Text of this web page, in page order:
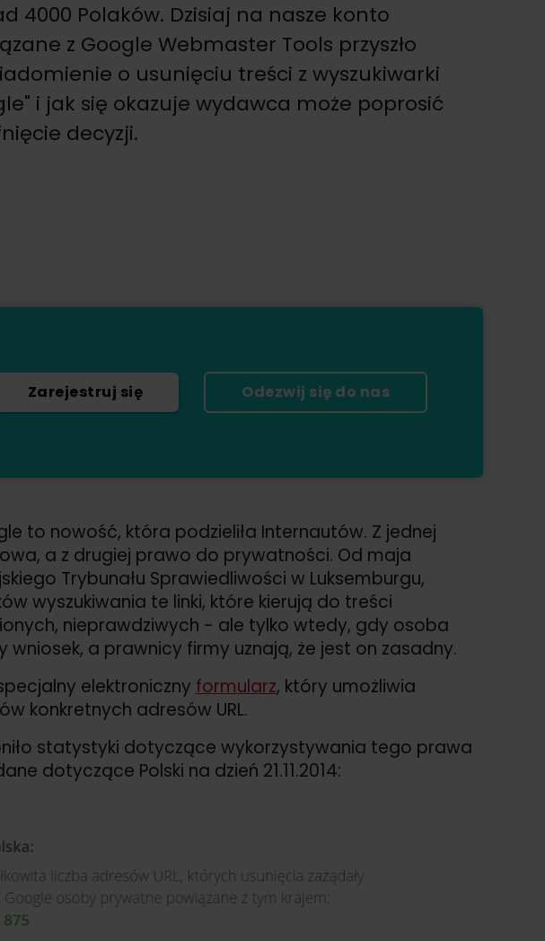
4000 Polaków. Dzisiaj na nasze konto
z Google Webmaster Tools przyszło
o usunięciu treści z wyszukiwarki
i jak się okazuje wydawca może poprosić
decyzji.
Zarejestruj się Odezwij się do nas
to nowość, która podzieliła Internautów. Z jednej
a z drugiej prawo do prywatności. Od maja
Trybunału Sprawiedliwości w Luksemburgu,
wyszukiwania te linki, które kierują do treści
nieprawdziwych - ale tylko wtedy, gdy osoba
a prawnicy firmy uznają, że jest on zasadny.
elektroniczny formularz, który umożliwia
konkretnych adresów URL.
statystyki dotyczące wykorzystywania tego prawa
dotyczące Polski na dzień 21.11.2014: